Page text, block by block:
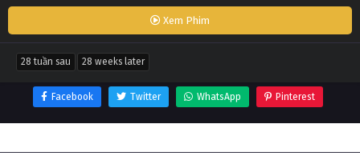
Xem Phim
28 tuần sau 28 weeks later
Facebook Twitter WhatsApp Pinterest